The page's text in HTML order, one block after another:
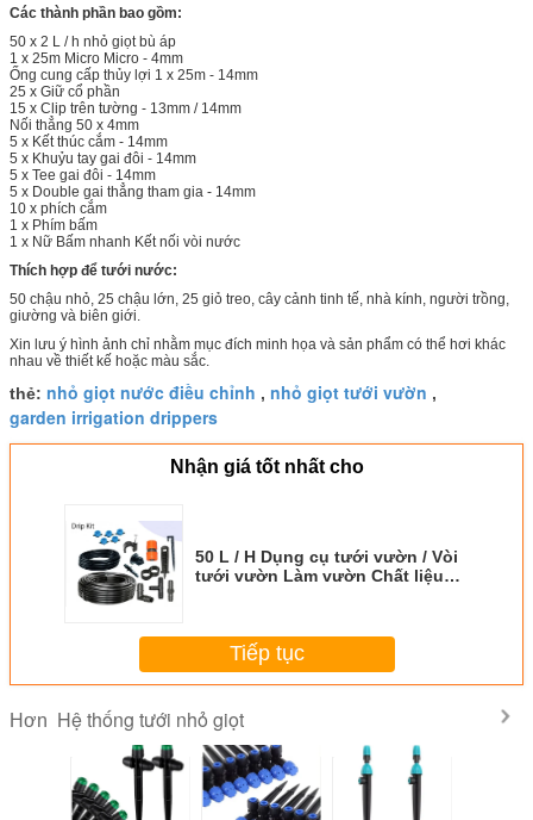
Các thành phần bao gồm:
50 x 2 L / h nhỏ giọt bù áp
1 x 25m Micro Micro - 4mm
Ống cung cấp thủy lợi 1 x 25m - 14mm
25 x Giữ cổ phần
15 x Clip trên tường - 13mm / 14mm
Nối thẳng 50 x 4mm
5 x Kết thúc cắm - 14mm
5 x Khuỷu tay gai đôi - 14mm
5 x Tee gai đôi - 14mm
5 x Double gai thẳng tham gia - 14mm
10 x phích cắm
1 x Phím bấm
1 x Nữ Bấm nhanh Kết nối vòi nước
Thích hợp để tưới nước:
50 chậu nhỏ, 25 chậu lớn, 25 giỏ treo, cây cảnh tinh tế, nhà kính, người trồng,
giường và biên giới.
Xin lưu ý hình ảnh chỉ nhằm mục đích minh họa và sản phẩm có thể hơi khác
nhau về thiết kế hoặc màu sắc.
thẻ: nhỏ giọt nước điều chỉnh , nhỏ giọt tưới vườn ,
garden irrigation drippers
Nhận giá tốt nhất cho
50 L / H Dụng cụ tưới vườn / Vòi
tưới vườn Làm vườn Chất liệu
Tiếp tục
Hơn Hệ thống tưới nhỏ giọt